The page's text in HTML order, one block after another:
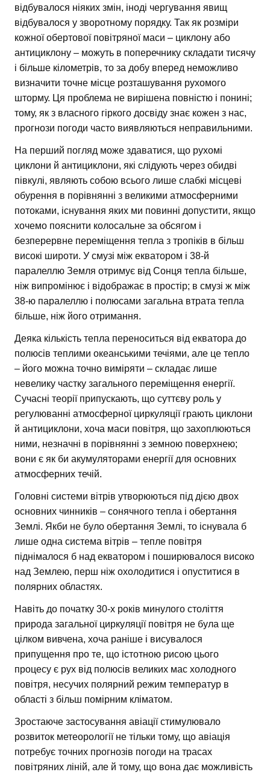
відбувалося ніяких змін, іноді чергування явищ
відбувалося у зворотному порядку. Так як розміри
кожної обертової повітряної маси – циклону або
антициклону – можуть в поперечнику складати тисячу
і більше кілометрів, то за добу вперед неможливо
визначити точне місце розташування рухомого
шторму. Ця проблема не вирішена повністю і понині;
тому, як з власного гіркого досвіду знає кожен з нас,
прогнози погоди часто виявляються неправильними.
На перший погляд може здаватися, що рухомі
циклони й антициклони, які слідують через обидві
півкулі, являють собою всього лише слабкі місцеві
обурення в порівнянні з великими атмосферними
потоками, існування яких ми повинні допустити, якщо
хочемо пояснити колосальне за обсягом і
безперервне переміщення тепла з тропіків в більш
високі широти. У смузі між екватором і 38-й
паралеллю Земля отримує від Сонця тепла більше,
ніж випромінює і відображає в простір; в смузі ж між
38-ю паралеллю і полюсами загальна втрата тепла
більше, ніж його отримання.
Деяка кількість тепла переноситься від екватора до
полюсів теплими океанськими течіями, але це тепло
– його можна точно виміряти – складає лише
невелику частку загального переміщення енергії.
Сучасні теорії припускають, що суттєву роль у
регулюванні атмосферної циркуляції грають циклони
й антициклони, хоча маси повітря, що захоплюються
ними, незначні в порівнянні з земною поверхнею;
вони є як би акумуляторами енергії для основних
атмосферних течій.
Головні системи вітрів утворюються під дією двох
основних чинників – сонячного тепла і обертання
Землі. Якби не було обертання Землі, то існувала б
лише одна система вітрів – тепле повітря
піднімалося б над екватором і поширювалося високо
над Землею, перш ніж охолодитися і опуститися в
полярних областях.
Навіть до початку 30-х років минулого століття
природа загальної циркуляції повітря не була ще
цілком вивчена, хоча раніше і висувалося
припущення про те, що істотною рисою цього
процесу є рух від полюсів великих мас холодного
повітря, несучих полярний режим температур в
області з більш помірним кліматом.
Зростаюче застосування авіації стимулювало
розвиток метеорології не тільки тому, що авіація
потребує точних прогнозів погоди на трасах
повітряних ліній, але й тому, що вона дає можливість